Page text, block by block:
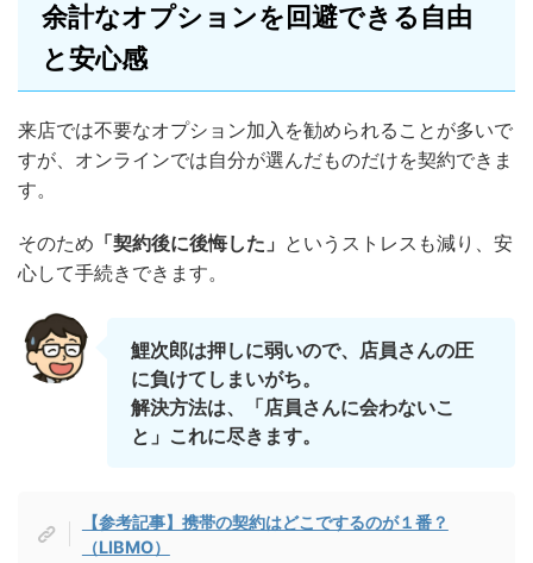
余計なオプションを回避できる自由
と安心感
来店では不要なオプション加入を勧められることが多いで
すが、オンラインでは自分が選んだものだけを契約できま
す。
そのため 「契約後に後悔した」 というストレスも減り、安
心して手続きできます。
鯉次郎は押しに弱いので、店員さんの圧
に負けてしまいがち。
解決方法は、「店員さんに会わないこ
と」これに尽きます。
【参考記事】携帯の契約はどこでするのが１番？
（LIBMO）